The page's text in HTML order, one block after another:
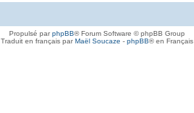
Propulsé parphpBB® Forum Software © phpBB Group
Traduit en français parMaël Soucaze - phpBB® en Français